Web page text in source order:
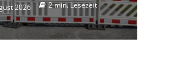
2026 2 min. Lesezeit